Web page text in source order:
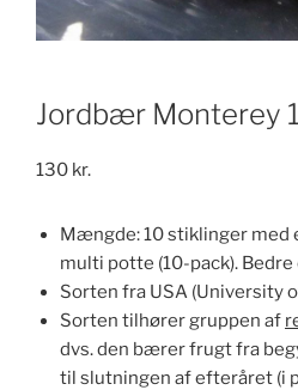
Jordbær Monterey
130 kr.
Mængde: 10 stiklinger med
multi potte (10-pack).
Sorten fra USA (University
Sorten tilhører gruppen af
dvs. den bærer frugt fra
til slutningen af ​​efteråret (i